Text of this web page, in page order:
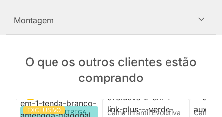
Montagem
O que os outros clientes estão
comprando
EXCLUSIVO
PRONTA ENTREGA
Cama Infantil Evolutiva
Cama